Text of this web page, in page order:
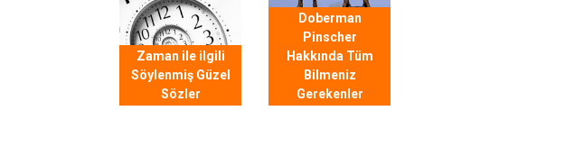
Zaman ile ilgili
Söylenmiş Güzel
Sözler
Doberman
Pinscher
Hakkında Tüm
Bilmeniz
Gerekenler